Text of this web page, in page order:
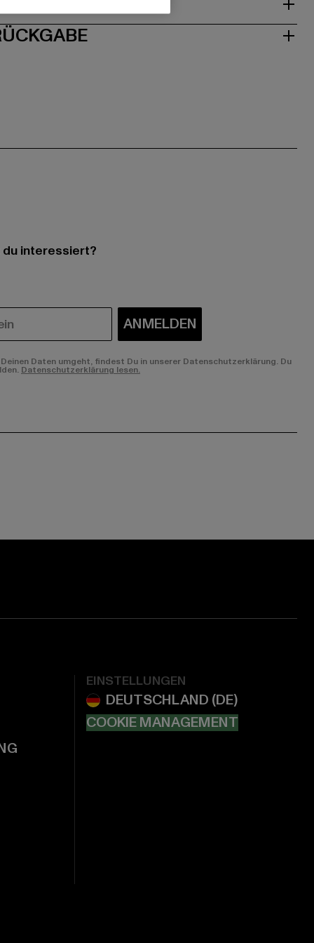
interessiert?
ANMELDEN
Daten umgeht, findest Du in unserer Datenschutzerklärung. Du
Datenschutzerklärung lesen.
EINSTELLUNGEN
COOKIE MANAGEMENT